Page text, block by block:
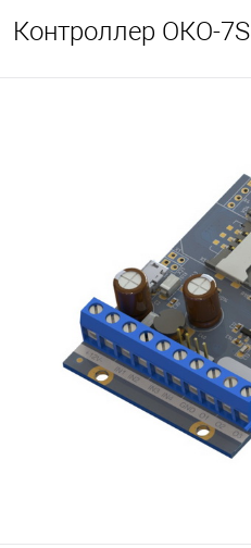
Контроллер ОКО-7S